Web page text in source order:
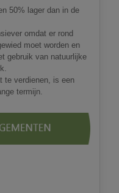
50% lager dan in de
omdat er rond
moet worden en
gebruik van natuurlijke
te verdienen, is een
termijn.